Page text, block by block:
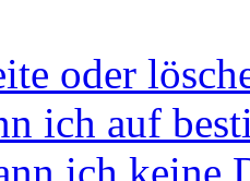
oder
ich auf
ich keine